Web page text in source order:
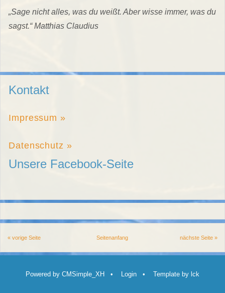
„Sage nicht alles, was du weißt. Aber wisse immer, was du
sagst.“ Matthias Claudius
Kontakt
Impressum »
Datenschutz »
Unsere Facebook-Seite
« vorige Seite Seitenanfang nächste Seite »
Powered by CMSimple_XH • Login • Template by lck